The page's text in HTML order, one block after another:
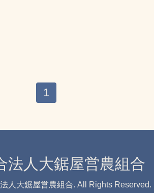
1
法人大鋸屋営農組合
人大鋸屋営農組合. All Rights Reserved.